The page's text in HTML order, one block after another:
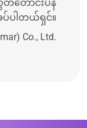
တောင်းပန်
ပါတယ်ရှင်။
Co., Ltd.